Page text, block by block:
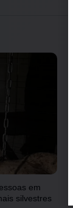
em
silvestres